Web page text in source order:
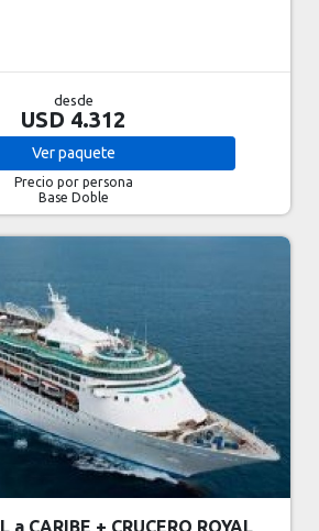
desde
USD 4.312
Verpaquete
Precio por persona
Base Doble
a CARIBE + CRUCERO ROYAL